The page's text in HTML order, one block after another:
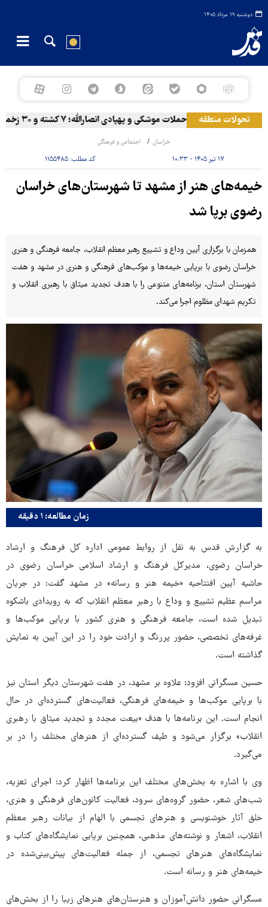
دوشنبه ۱۹ مرداد ۱۴۰۵
تحولات منطقه
المخا زیر حملات موشکی و پهپادی انصارالله؛ ۷ کشته و ۳۰ زخمی
خراسان اجتماعی و فرهنگی
۱۷ تیر ۱۴۰۵ - ۱۰:۳۳ کد مطلب:۱۱۵۵۴۸۵
خیمه‌های هنر از مشهد تا شهرستان‌های خراسان
رضوی برپا شد
همزمان با برگزاری آیین وداع و تشییع رهبر معظم انقلاب، جامعه فرهنگی و هنری
خراسان رضوی با برپایی خیمه‌ها و موکب‌های فرهنگی و هنری در مشهد و هفت
شهرستان استان، برنامه‌های متنوعی را با هدف تجدید میثاق با رهبری انقلاب و
تکریم شهدای مظلوم اجرا می‌کند.
زمان مطالعه: ۱ دقیقه
به گزارش قدس به نقل از روابط عمومی اداره کل فرهنگ و ارشاد
خراسان رضوی، مدیرکل فرهنگ و ارشاد اسلامی خراسان رضوی در
حاشیه آیین افتتاحیه «خیمه هنر و رسانه» در مشهد گفت: در جریان
مراسم عظیم تشییع و وداع با رهبر معظم انقلاب که به رویدادی باشکوه
تبدیل شده است، جامعه فرهنگی و هنری کشور با برپایی موکب‌ها و
غرفه‌های تخصصی، حضور پررنگ و ارادت خود را در این آیین به نمایش
گذاشته است.
حسین مسگرانی افزود: علاوه بر مشهد، در هفت شهرستان دیگر استان نیز
با برپایی موکب‌ها و خیمه‌های فرهنگی، فعالیت‌های گسترده‌ای در حال
انجام است. این برنامه‌ها با هدف «بیعت مجدد و تجدید میثاق با رهبری
انقلاب» برگزار می‌شود و طیف گسترده‌ای از هنرهای مختلف را در بر
می‌گیرد.
وی با اشاره به بخش‌های مختلف این برنامه‌ها اظهار کرد: اجرای تعزیه،
شب‌های شعر، حضور گروه‌های سرود، فعالیت کانون‌های فرهنگی و هنری،
خلق آثار خوشنویسی و هنرهای تجسمی با الهام از بیانات رهبر معظم
انقلاب، اشعار و نوشته‌های مذهبی، همچنین برپایی نمایشگاه‌های کتاب و
نمایشگاه‌های هنرهای تجسمی، از جمله فعالیت‌های پیش‌بینی‌شده در
خیمه‌های هنر و رسانه است.
مسگرانی حضور دانش‌آموزان و هنرستان‌های هنرهای زیبا را از بخش‌های